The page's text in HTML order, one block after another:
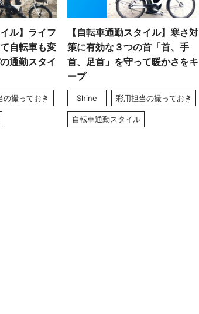
ル】ライフ
自転車も変
通勤スタイ
の撮っておき
【自転車通勤スタイル】寒さ対
策に有効な３つの首「首、手
首、足首」を守って暖かさをキ
ープ
Shine 彩用担当の撮っておき
自転車通勤スタイル